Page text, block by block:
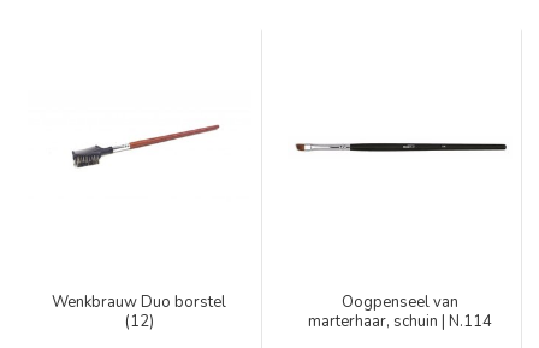
Wenkbrauw Duo borstel
(12)
Oogpenseel van
marterhaar, schuin | N.114